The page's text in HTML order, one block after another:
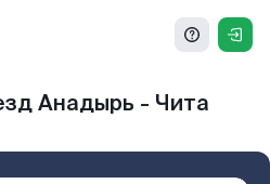
Анадырь - Чита